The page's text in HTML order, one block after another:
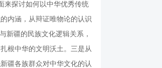
探讨如何以中华优秀传统
内涵，从辩证唯物论的认识
新疆的民族文化逻辑关系，
根中华的文明沃土。三是从
疆各族群众对中华文化的认